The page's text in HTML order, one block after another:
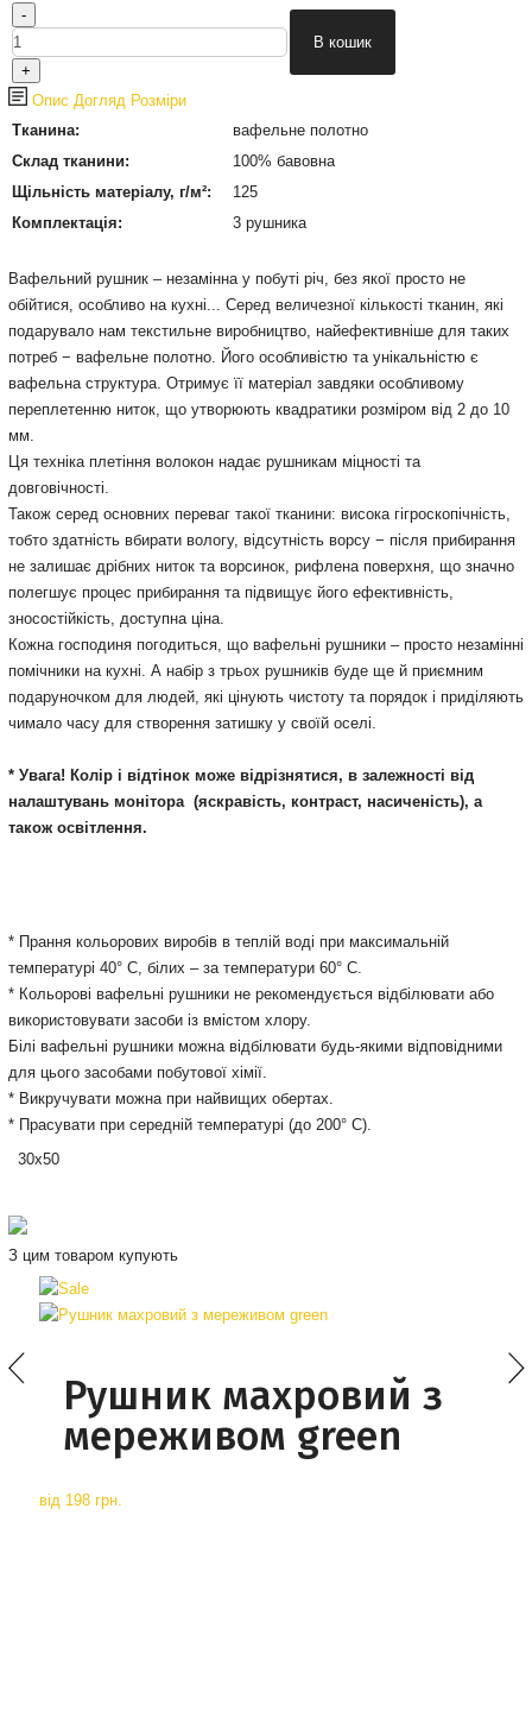
Опис Догляд Розміри
Тканина:
вафельне полотно
Склад тканини:
100% бавовна
Щільність матеріалу, г/м²:
125
Комплектація:
3 рушника
Вафельний рушник – незамінна у побуті річ, без якої просто не
обійтися, особливо на кухні... Серед величезної кількості тканин, які
подарувало нам текстильне виробництво, найефективніше для таких
потреб − вафельне полотно. Його особливістю та унікальністю є
вафельна структура. Отримує її матеріал завдяки особливому
переплетенню ниток, що утворюють квадратики розміром від 2 до 10
мм.
Ця техніка плетіння волокон надає рушникам міцності та
довговічності.
Також серед основних переваг такої тканини: висока гігроскопічність,
тобто здатність вбирати вологу, відсутність ворсу − після прибирання
не залишає дрібних ниток та ворсинок, рифлена поверхня, що значно
полегшує процес прибирання та підвищує його ефективність,
зносостійкість, доступна ціна.
Кожна господиня погодиться, що вафельні рушники – просто незамінні
помічники на кухні. А набір з трьох рушників буде ще й приємним
подаруночком для людей, які цінують чистоту та порядок і приділяють
чимало часу для створення затишку у своїй оселі.
* Увага! Колір і відтінок може відрізнятися, в залежності від
налаштувань монітора(яскравість, контраст, насиченість), а
також освітлення.
* Прання кольорових виробів в теплій воді при максимальній
температурі 40° С, білих – за температури 60° С.
* Кольорові вафельні рушники не рекомендується відбілювати або
використовувати засоби із вмістом хлору.
Білі вафельні рушники можна відбілювати будь-якими відповідними
для цього засобами побутової хімії.
* Викручувати можна при найвищих обертах.
* Прасувати при середній температурі (до 200° С).
30х50
З цим товаром купують
Рушник махровий з
мереживом green
від 198 грн.